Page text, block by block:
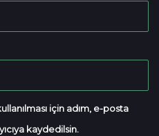
için adım, e-posta
kaydedilsin.